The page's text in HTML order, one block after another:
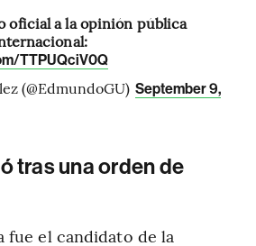
oficial a la opinión pública
TTPUQciV0Q
(@EdmundoGU) September 9,
tras una orden de
fue el candidato de la